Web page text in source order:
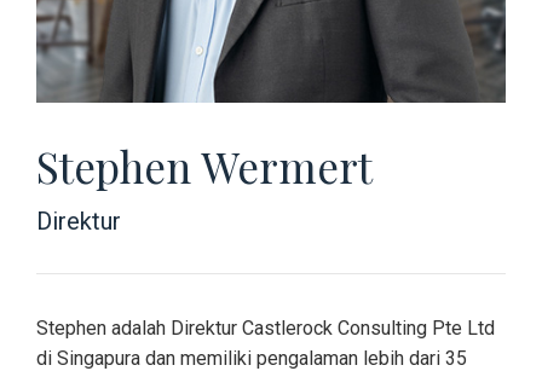
Stephen Wermert
Direktur
Stephen adalah Direktur Castlerock Consulting Pte Ltd
di Singapura dan memiliki pengalaman lebih dari 35